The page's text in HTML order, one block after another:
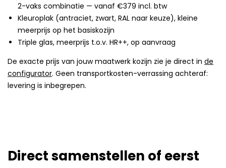
2-vaks combinatie — vanaf €379 incl. btw
Kleuroplak (antraciet, zwart, RAL naar keuze), kleine
meerprijs op het basiskozijn
Triple glas, meerprijs t.o.v. HR++, op aanvraag
De exacte prijs van jouw maatwerk kozijn zie je direct in de
configurator. Geen transportkosten-verrassing achteraf:
levering is inbegrepen.
Direct samenstellen of eerst